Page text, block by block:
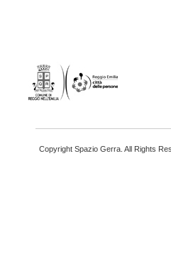
Copyright Spazio Gerra. All Rights